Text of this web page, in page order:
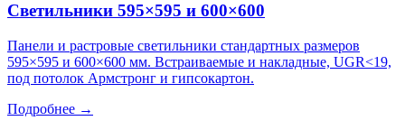
Светильники 595×595 и 600×600
Панели и растровые светильники стандартных размеров
595×595 и 600×600 мм. Встраиваемые и накладные, UGR<19,
под потолок Армстронг и гипсокартон.
Подробнее →